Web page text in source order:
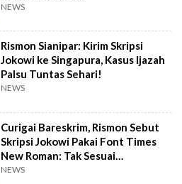
NEWS
Rismon Sianipar: Kirim Skripsi
Jokowi ke Singapura, Kasus Ijazah
Palsu Tuntas Sehari!
NEWS
Curigai Bareskrim, Rismon Sebut
Skripsi Jokowi Pakai Font Times
New Roman: Tak Sesuai
Zamannya!
NEWS